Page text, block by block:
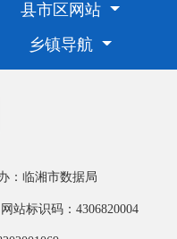
县市区网站
乡镇导航
：临湘市数据局
网站标识码：4306820004